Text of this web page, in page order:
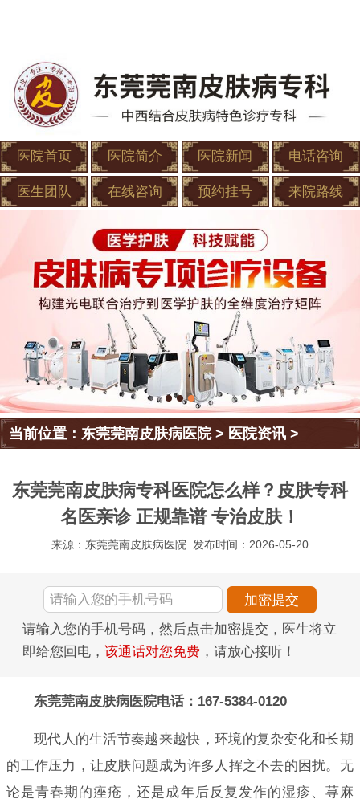
医院首页 医院简介 医院新闻 电话咨询
医生团队 在线咨询 预约挂号 来院路线
当前位置：东莞莞南皮肤病医院> 医院资讯 >
东莞莞南皮肤病专科医院怎么样？皮肤专科
名医亲诊 正规靠谱 专治皮肤！
来源：东莞莞南皮肤病医院 发布时间：2026-05-20
请输入您的手机号码，然后点击加密提交，医生将立
即给您回电， 该通话对您免费 ，请放心接听！
东莞莞南皮肤病医院电话：167-5384-0120
现代人的生活节奏越来越快，环境的复杂变化和长期
的工作压力，让皮肤问题成为许多人挥之不去的困扰。无
论是青春期的痤疮，还是成年后反复发作的湿疹、荨麻